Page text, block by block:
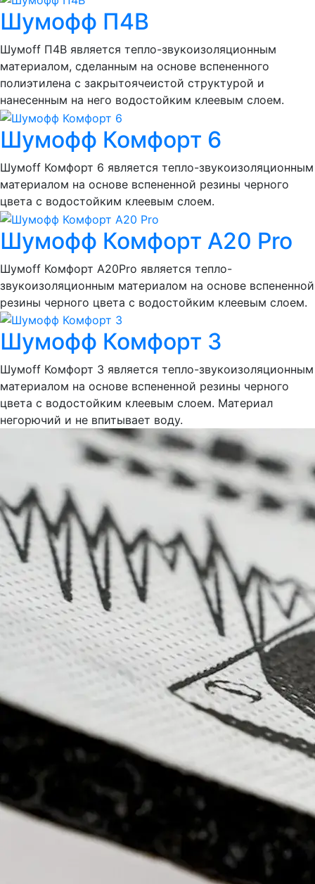
Шумофф П4В
Шумоff П4В является тепло-звукоизоляционным
материалом, сделанным на основе вспененного
полиэтилена с закрытоячеистой структурой и
нанесенным на него водостойким клеевым слоем.
Шумофф Комфорт 6
Шумоff Комфорт 6 является тепло-звукоизоляционным
материалом на основе вспененной резины черного
цвета с водостойким клеевым слоем.
Шумофф Комфорт А20 Pro
Шумоff Комфорт А20Pro является тепло-
звукоизоляционным материалом на основе вспененной
резины черного цвета с водостойким клеевым слоем.
Шумофф Комфорт 3
Шумоff Комфорт 3 является тепло-звукоизоляционным
материалом на основе вспененной резины черного
цвета с водостойким клеевым слоем. Материал
негорючий и не впитывает воду.